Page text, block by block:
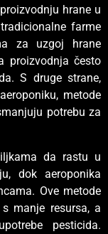
hrane u
farme
za uzgoj hrane
proizvodnja često
S druge strane,
metode
potrebu za
da rastu u
dok aeroponika
Ove metode
manje resursa, a
pesticida.